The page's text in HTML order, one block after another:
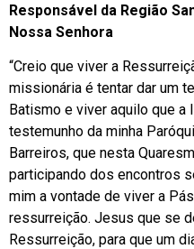
Responsável da Região
Nossa Senhora
“Creio que viver a
missionária é tentar dar um
Batismo e viver aquilo que a
testemunho da minha
Barreiros, que nesta
participando dos encontros
mim a vontade de viver a
ressurreição. Jesus que se
Ressurreição, para que um